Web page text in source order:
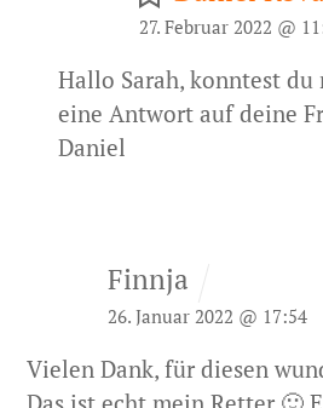
27. Februar 2022 @
Hallo Sarah, konntest
eine Antwort auf deine
Daniel
Finnja
26. Januar 2022 @ 17:54
Vielen Dank, für diesen